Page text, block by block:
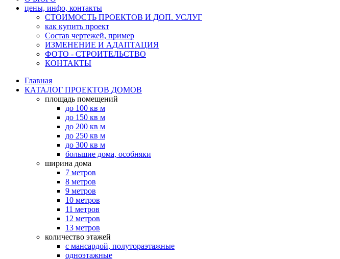
цены, инфо, контакты
СТОИМОСТЬ ПРОЕКТОВ И ДОП. УСЛУГ
как купить проект
Состав чертежей, пример
ИЗМЕНЕНИЕ И АДАПТАЦИЯ
ФОТО - СТРОИТЕЛЬСТВО
КОНТАКТЫ
Главная
КАТАЛОГ ПРОЕКТОВ ДОМОВ
площадь помещений
до 100 кв м
до 150 кв м
до 200 кв м
до 250 кв м
до 300 кв м
большие дома, особняки
ширина дома
7 метров
8 метров
9 метров
10 метров
11 метров
12 метров
13 метров
количество этажей
с мансардой, полутораэтажные
одноэтажные